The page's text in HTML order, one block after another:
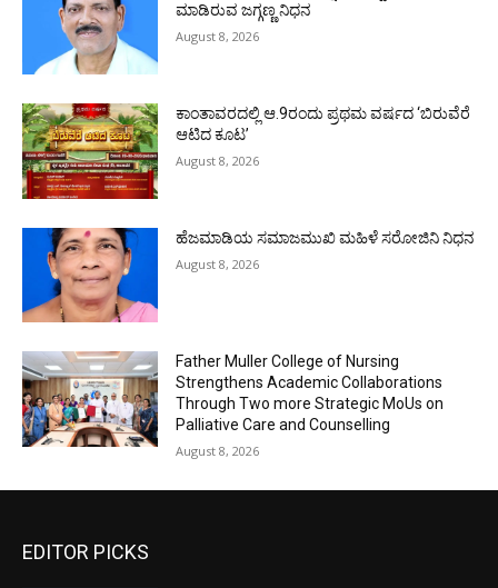
ಮಾಡಿರುವ ಜಗ್ಗಣ್ಣ ನಿಧನ
August 8, 2026
ಕಾಂತಾವರದಲ್ಲಿ ಆ.9ರಂದು ಪ್ರಥಮ ವರ್ಷದ ‘ಬಿರುವೆರೆ
ಆಟಿದ ಕೂಟ’
August 8, 2026
ಹೆಜಮಾಡಿಯ ಸಮಾಜಮುಖಿ ಮಹಿಳೆ ಸರೋಜಿನಿ ನಿಧನ
August 8, 2026
Father Muller College of Nursing
Strengthens Academic Collaborations
Through Two more Strategic MoUs on
Palliative Care and Counselling
August 8, 2026
EDITOR PICKS